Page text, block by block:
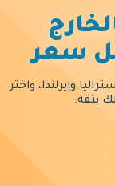
سعر
وإيرلندا، واختر
بثقة.